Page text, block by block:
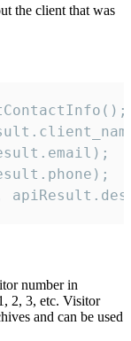
the client that was
number in
2, 3, etc. Visitor
and can be used